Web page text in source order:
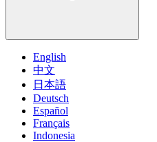
English
中文
日本語
Deutsch
Español
Français
Indonesia